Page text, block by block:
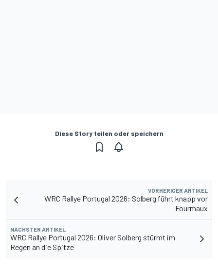
Diese Story teilen oder speichern
VORHERIGER ARTIKEL
WRC Rallye Portugal 2026: Solberg führt knapp vor
Fourmaux
NÄCHSTER ARTIKEL
WRC Rallye Portugal 2026: Oliver Solberg stürmt im
Regen an die Spitze